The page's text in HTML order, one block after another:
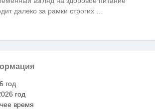
далеко за рамки строгих
год
год
время